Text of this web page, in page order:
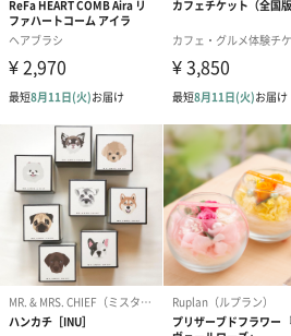
生花
生花のブーケを同梱します。
※9-15時にご注文いただく場合、最短
も1日遅くなります。